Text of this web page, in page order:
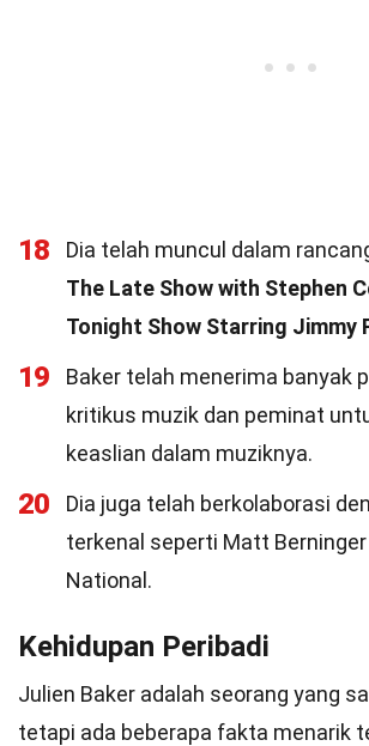
18
Dia telah muncul dalam
The Late Show with Stephen
Tonight Show Starring Jimmy
19
Baker telah menerima banyak
kritikus muzik dan peminat
keaslian dalam muziknya.
20
Dia juga telah berkolaborasi
terkenal seperti Matt
National.
Kehidupan Peribadi
Julien Baker adalah seorang yang
tetapi ada beberapa fakta menarik